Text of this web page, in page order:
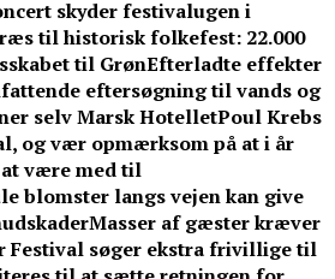
skyder festivalugen i
til historisk folkefest: 22.000
til GrønEfterladte effekter
eftersøgning til vands og
selv Marsk HotelletPoul Krebs
og vær opmærksom på at i år
være med til
blomster langs vejen kan give
Masser af gæster kræver
Festival søger ekstra frivillige til